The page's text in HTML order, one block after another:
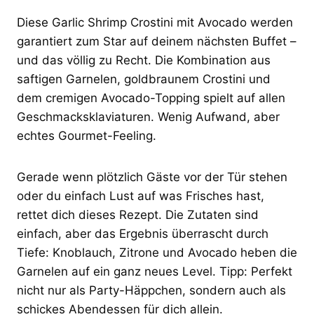
Diese Garlic Shrimp Crostini mit Avocado werden
garantiert zum Star auf deinem nächsten Buffet –
und das völlig zu Recht. Die Kombination aus
saftigen Garnelen, goldbraunem Crostini und
dem cremigen Avocado-Topping spielt auf allen
Geschmacksklaviaturen. Wenig Aufwand, aber
echtes Gourmet-Feeling.
Gerade wenn plötzlich Gäste vor der Tür stehen
oder du einfach Lust auf was Frisches hast,
rettet dich dieses Rezept. Die Zutaten sind
einfach, aber das Ergebnis überrascht durch
Tiefe: Knoblauch, Zitrone und Avocado heben die
Garnelen auf ein ganz neues Level. Tipp: Perfekt
nicht nur als Party-Häppchen, sondern auch als
schickes Abendessen für dich allein.